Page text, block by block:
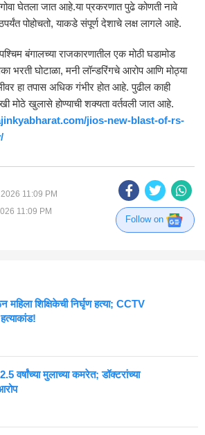
घेतला जात आहे.या प्रकरणात पुढे कोणती नावे
पोहोचतो, याकडे संपूर्ण देशाचे लक्ष लागले आहे.
बंगालच्या राजकारणातील एक मोठी घडामोड
भरती घोटाळा, मनी लॉन्डरिंगचे आरोप आणि मोठ्या
हा तपास अधिक गंभीर होत आहे. पुढील काही
मोठे खुलासे होण्याची शक्यता वर्तवली जात आहे.
jios-new-blast-of-rs-
11:09 PM
11:09 PM
Follow on
शिक्षिकेची निर्घृण हत्या; CCTV
मुलाच्या कमरेत; डॉक्टरांच्या